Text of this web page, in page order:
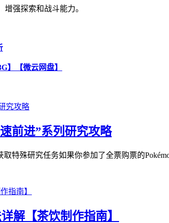
强探索和战斗能力。
】【微云网盘】
前进”系列研究攻略
特殊研究任务如果你参加了全票购票的
解【茶饮制作指南】